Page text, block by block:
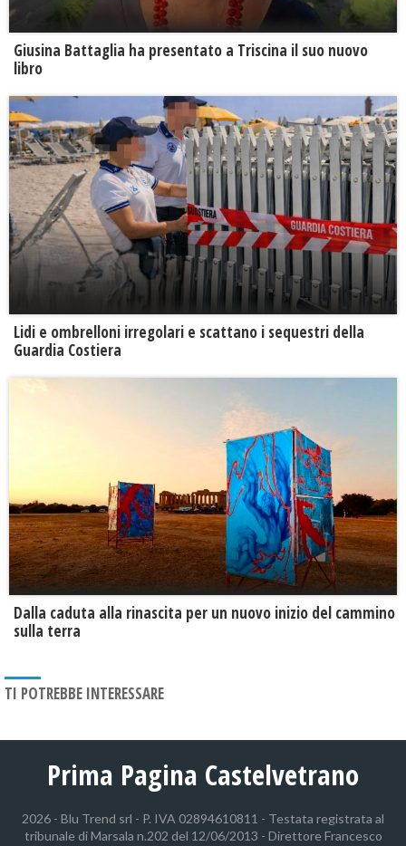
Giusina Battaglia ha presentato a Triscina il suo nuovo
libro
Lidi e ombrelloni irregolari e scattano i sequestri della
Guardia Costiera
Dalla caduta alla rinascita per un nuovo inizio del cammino
sulla terra
TI POTREBBE INTERESSARE
Prima Pagina Castelvetrano
2026 - Blu Trend srl - P. IVA 02894610811 - Testata registrata al
tribunale di Marsala n.202 del 12/06/2013 - Direttore Francesco